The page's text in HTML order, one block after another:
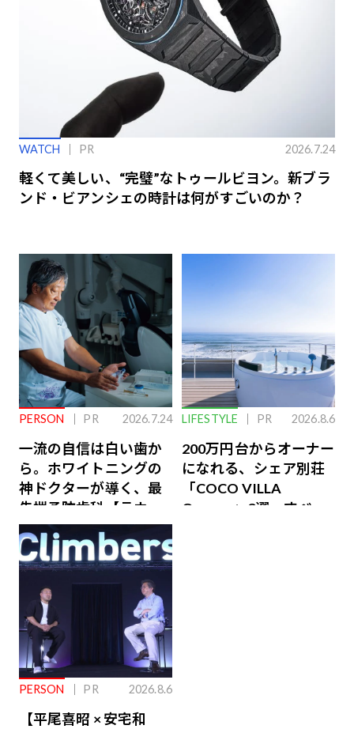
WATCH PR 2026.7.24
軽くて美しい、“完璧”なトゥールビヨン。新ブラ
ンド・ビアンシェの時計は何がすごいのか？
PERSON PR 2026.7.24
一流の自信は白い歯か
ら。ホワイトニングの
神ドクターが導く、最
先端予防歯科【ラウン
ジ会員特典あり】
LIFESTYLE PR 2026.8.6
200万円台からオーナー
になれる、シェア別荘
「COCO VILLA
Owners」3選。すべて
PERSON PR 2026.8.6
【平尾喜昭 × 安宅和